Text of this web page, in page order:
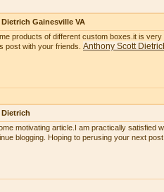
Gainesville VA
products of different custom boxes.it is
post with your friends. Anthony Scott
motivating article.I am practically satisfied
blogging. Hoping to perusing your next post